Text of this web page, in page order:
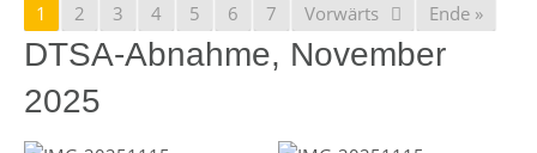
1 2 3 4 5 6 7 Vorwärts Ende »
DTSA-Abnahme, November
2025